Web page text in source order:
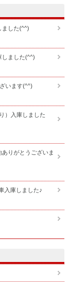
した(^^)
ました(^^)
います(^^)
入庫しました
りがとうございま
庫しました♪